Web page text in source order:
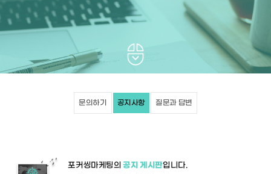
문의하기 공지사항 질문과 답변
포커씽마케팅의공지 게시판입니다.